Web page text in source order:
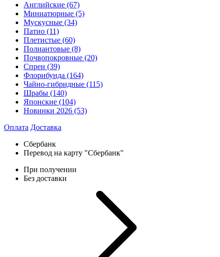
Английские (67)
Миниатюрные (5)
Мускусные (34)
Патио (11)
Плетистые (60)
Полиантовые (8)
Почвопокровные (20)
Спреи (39)
Флорибунда (164)
Чайно-гибридные (115)
Шрабы (140)
Японские (104)
Новинки 2026 (53)
Оплата Доставка
Сбербанк
Перевод на карту "Сбербанк"
При получении
Без доставки